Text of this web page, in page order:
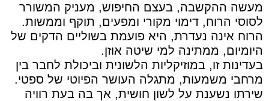
מעשה ההקשבה, בעצם החיפוש, מעניק המשורר
לסוסי הרוח, דימוי מקורי ומפעים, תוקף וממשות.
הרוח אינה נעדרת, היא פועמת בשוליים הדקים של
היומיום, ממתינה למי שיטה אוזן.
בעדינות זו, במוזיקליות הלשונית וביכולת לחבר בין
מרחבי משמעות, מתגלה העושר הפיוטי של ספטי.
שירתו נשענת על לשון חושית, אך בה בעת רוויה